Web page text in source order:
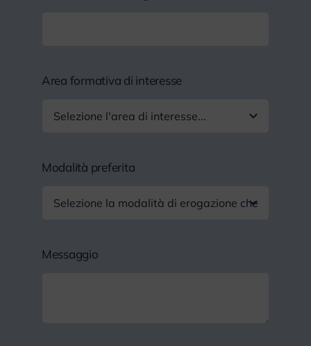
Area formativa di interesse
Modalità preferita
Messaggio